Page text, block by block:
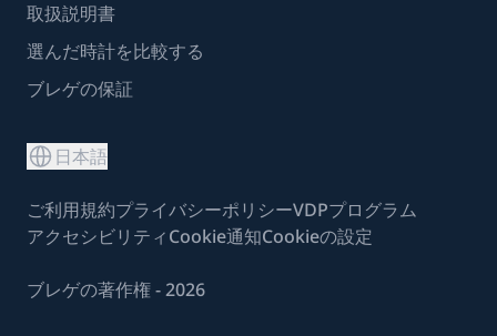
取扱説明書
選んだ時計を比較する
ブレゲの保証
日本語
ご利用規約プライバシーポリシーVDPプログラム
アクセシビリティCookie通知Cookieの設定
ブレゲの著作権 - 2026